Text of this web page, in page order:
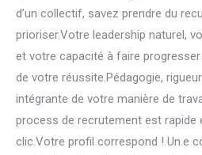
d’un collectif, savez prendre du
prioriser.Votre leadership naturel,
et votre capacité à faire
de votre réussite.Pédagogie,
intégrante de votre manière de
process de recrutement est rapide
clic.Votre profil correspond ! Un.e